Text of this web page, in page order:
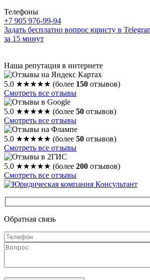
Телефоны
+7 905 976-99-94
Задать бесплатно вопрос юристу в
за 15 минут
Наша репутация в интернете
5.0 ★★★★★ (более 150 отзывов)
Смотреть все отзывы
5.0 ★★★★★ (более 50 отзывов)
Смотреть все отзывы
5.0 ★★★★★ (более 50 отзывов)
Смотреть все отзывы
5.0 ★★★★★ (более 200 отзывов)
Смотреть все отзывы
Обратная связь